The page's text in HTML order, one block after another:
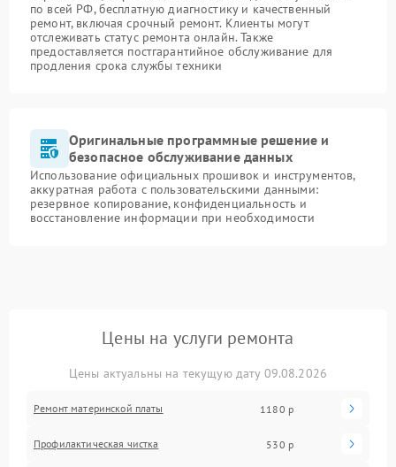
по всей РФ, бесплатную диагностику и качественный
ремонт, включая срочный ремонт. Клиенты могут
отслеживать статус ремонта онлайн. Также
предоставляется постгарантийное обслуживание для
продления срока службы техники
Оригинальные программные решение и
безопасное обслуживание данных
Использование официальных прошивок и инструментов,
аккуратная работа с пользовательскими данными:
резервное копирование, конфиденциальность и
восстановление информации при необходимости
Цены на услуги ремонта
Цены актуальны на текущую дату 09.08.2026
Ремонт материнской платы 1180 р
Профилактическая чистка 530 р